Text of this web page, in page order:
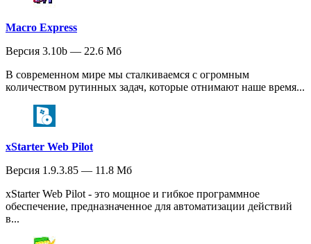
Macro Express
Версия 3.10b — 22.6 Мб
В современном мире мы сталкиваемся с огромным
количеством рутинных задач, которые отнимают наше время...
xStarter Web Pilot
Версия 1.9.3.85 — 11.8 Мб
xStarter Web Pilot - это мощное и гибкое программное
обеспечение, предназначенное для автоматизации действий
в...